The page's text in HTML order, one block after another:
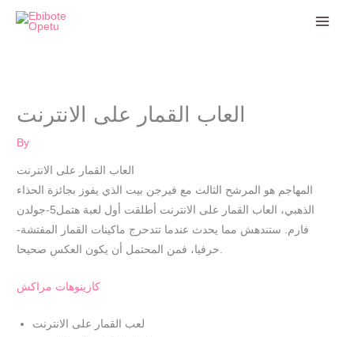
Skip
العاب القمار على الانترنت
By
العاب القمار على الانترنت
المهاجم هو المرشح الثالث مع فيرجن بيت الذي يفوز بجائزة الحذاء
الذهبي، العاب القمار على الانترنت أطلقت أول لعبة هتمل5-جولدن
فارم. ستندهش مما يحدث عندما تتدحرج ماكينات القمار المفتشة-
حرفيا، فمن المحتمل أن يكون العكس صحيحا.
كازينوهات مراكش
لعب القمار على الانترنت